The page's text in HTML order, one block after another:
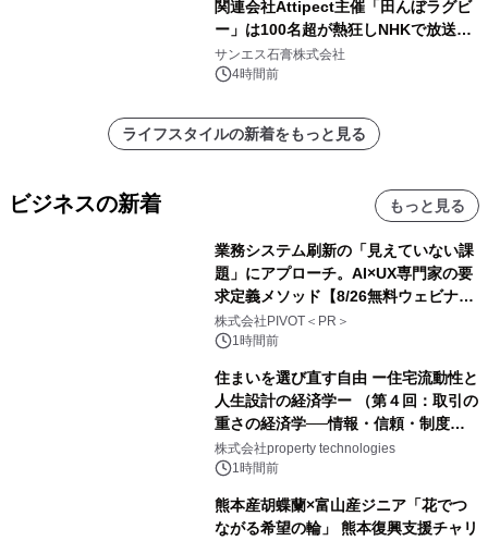
関連会社Attipect主催「田んぼラグビ
ー」は100名超が熱狂しNHKで放送さ
れました。
サンエス石膏株式会社
4時間前
ライフスタイルの新着をもっと見る
ビジネスの新着 もっと見る
業務システム刷新の「見えていない課
題」にアプローチ。AI×UX専門家の要
求定義メソッド【8/26無料ウェビナ
ー】株式会社PIVOT
株式会社PIVOT＜PR＞
1時間前
住まいを選び直す自由 ー住宅流動性と
人生設計の経済学ー （第４回：取引の
重さの経済学──情報・信頼・制度を
PropTechはどう組み替えるか）｜
PropTech-Lab
株式会社property technologies
1時間前
熊本産胡蝶蘭×富山産ジニア「花でつ
ながる希望の輪」 熊本復興支援チャリ